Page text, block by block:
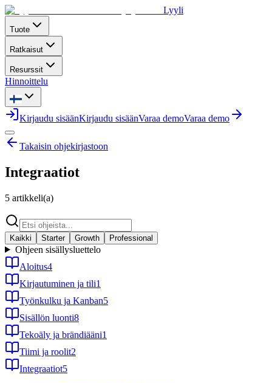
Lyyli
Tuote
Ratkaisut
Resurssit
Hinnoittelu
Kirjaudu sisäänKirjaudu sisäänVaraa demoVaraa demo
Takaisin ohjekirjastoon
Integraatiot
5 artikkeli(a)
Kaikki Starter Growth Professional
Ohjeen sisällysluettelo
Aloitus4
Kirjautuminen ja tili1
Työnkulku ja Kanban5
Sisällön luonti8
Tekoäly ja brändiääni1
Tiimi ja roolit2
Integraatiot5